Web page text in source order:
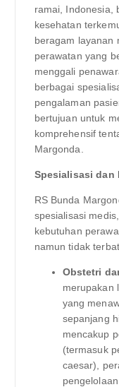
ramai, Indonesia,
kesehatan
beragam layanan
perawatan yang
menggali
berbagai
pengalaman
bertujuan untuk
komprehensif
Margonda.
Spesialisasi dan
RS Bunda
spesialisasi
kebutuhan
namun tidak
Obstetri
merupakan
yang
sepanjang
mencakup
(termasuk
caesar),